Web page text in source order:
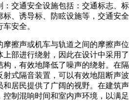
：交通安全设施包括：交通标志、标
、诱导标、防眩设施等，交通安全
安全。
擦声或机车与轨道之间的摩擦声位
部进行绕射，因此在设计中采用了
构，有效地降低了噪声的绕射。在隔
式隔音装置，可以有效地阻断声波
和居民提供了广阔的视野。在建筑声
制混响时间和室内声环境，以满足